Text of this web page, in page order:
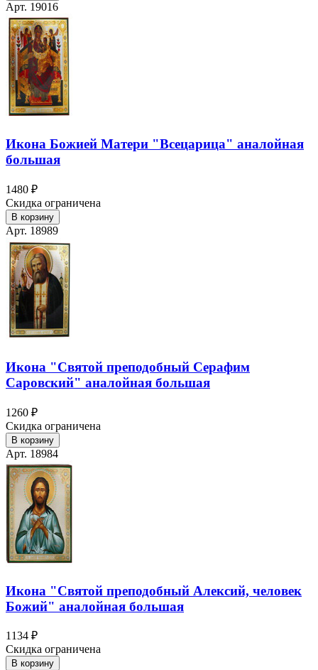
Арт. 19016
Икона Божией Матери "Всецарица" аналойная
большая
1480 ₽
Скидка ограничена
В корзину
Арт. 18989
Икона "Святой преподобный Серафим
Саровский" аналойная большая
1260 ₽
Скидка ограничена
В корзину
Арт. 18984
Икона "Святой преподобный Алексий, человек
Божий" аналойная большая
1134 ₽
Скидка ограничена
В корзину